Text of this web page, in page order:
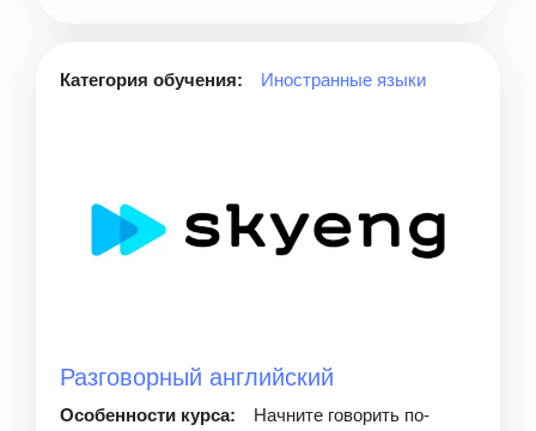
Категория обучения: Иностранные языки
Разговорный английский
Особенности курса:
Начните говорить по-